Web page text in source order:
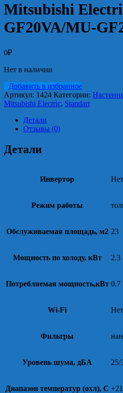
Mitsubishi
GF20VA/MU-
0₽
Нет в наличии
Добавить в избранное
Артикул: 1424 Категории:
Mitsubishi Electric, Standart
Детали
Отзывы (0)
Детали
Инвертор Нет
Режим работы
Обслуживаемая площадь, м2 23
Мощность по холоду, кВт 2.3
Потребляемая мощность,кВт 0.7
Wi-Fi Нет
Фильтры
Уровень шума, дБА 25/
Диапазон температур (охл), С